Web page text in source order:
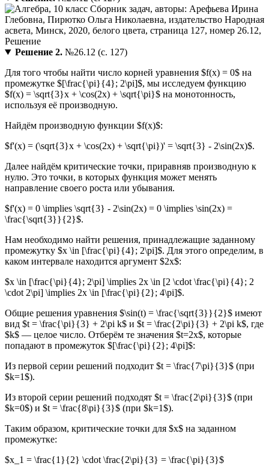
Решение 2.№26.12 (с. 127)
Для того чтобы найти число корней уравнения $f(x) = 0$ на
промежутке $[\frac{\pi}{4}; 2\pi]$, мы исследуем функцию
$f(x) = \sqrt{3}x + \cos(2x) + \sqrt{\pi}$ на монотонность,
используя её производную.
Найдём производную функции $f(x)$:
$f'(x) = (\sqrt{3}x + \cos(2x) + \sqrt{\pi})' = \sqrt{3} - 2\sin(2x)$.
Далее найдём критические точки, приравняв производную к
нулю. Это точки, в которых функция может менять
направление своего роста или убывания.
$f'(x) = 0 \implies \sqrt{3} - 2\sin(2x) = 0 \implies \sin(2x) =
\frac{\sqrt{3}}{2}$.
Нам необходимо найти решения, принадлежащие заданному
промежутку $x \in [\frac{\pi}{4}; 2\pi]$. Для этого определим, в
каком интервале находится аргумент $2x$:
$x \in [\frac{\pi}{4}; 2\pi] \implies 2x \in [2 \cdot \frac{\pi}{4}; 2
\cdot 2\pi] \implies 2x \in [\frac{\pi}{2}; 4\pi]$.
Общие решения уравнения $\sin(t) = \frac{\sqrt{3}}{2}$ имеют
вид $t = \frac{\pi}{3} + 2\pi k$ и $t = \frac{2\pi}{3} + 2\pi k$, где
$k$ — целое число. Отберём те значения $t=2x$, которые
попадают в промежуток $[\frac{\pi}{2}; 4\pi]$:
Из первой серии решений подходит $t = \frac{7\pi}{3}$ (при
$k=1$).
Из второй серии решений подходят $t = \frac{2\pi}{3}$ (при
$k=0$) и $t = \frac{8\pi}{3}$ (при $k=1$).
Таким образом, критические точки для $x$ на заданном
промежутке:
$x_1 = \frac{1}{2} \cdot \frac{2\pi}{3} = \frac{\pi}{3}$